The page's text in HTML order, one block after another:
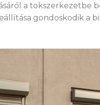
a tokszerkezetbe
gondoskodik a